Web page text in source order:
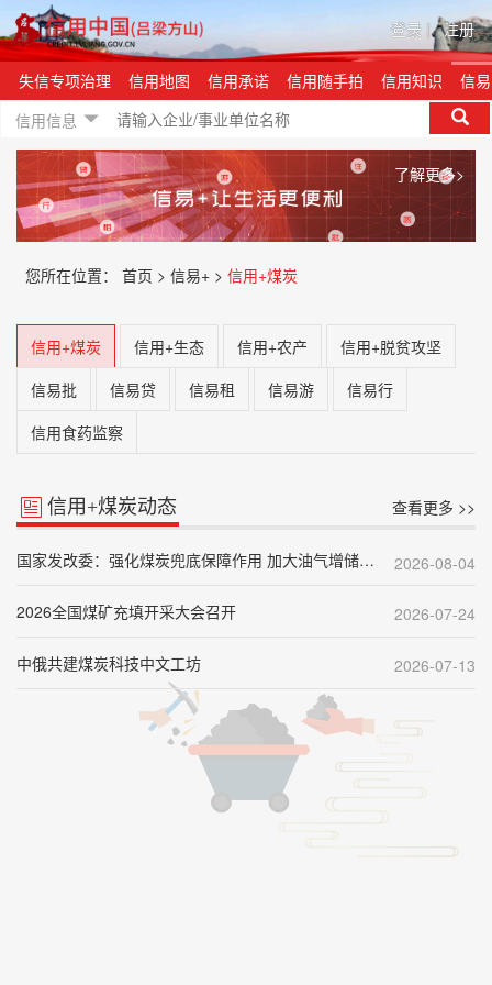
登录 | 注册
失信专项治理 信用地图 信用承诺 信用随手拍 信用知识
信
信用信息
了解更多>
您所在位置： 首页 > 信易+ > 信用+煤炭
信用+煤炭 信用+生态 信用+农产
信用+脱贫攻坚
信易批
信易贷 信易租 信易游
信易行
信用食药监察
信用+煤炭动态 查看更多 >>
国家发改委：强化煤炭兜底保障作用 加大油气增储上产力度 2026-08-04
2026全国煤矿充填开采大会召开 2026-07-24
中俄共建煤炭科技中文工坊 2026-07-13
首届新一代煤电现代产业链融通发展共链行动大会在内蒙古召开 2026-07-03
1月至5月国家铁路发送煤炭8.7亿吨 2026-06-22
新规落地，煤炭如何答好信用建设这道题？